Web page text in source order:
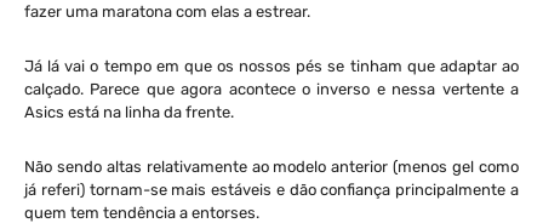
fazer uma maratona com elas a estrear.
Já lá vai o tempo em que os nossos pés se tinham que adaptar ao
calçado. Parece que agora acontece o inverso e nessa vertente a
Asics está na linha da frente.
Não sendo altas relativamente ao modelo anterior (menos gel como
já referi) tornam-se mais estáveis e dão confiança principalmente a
quem tem tendência a entorses.